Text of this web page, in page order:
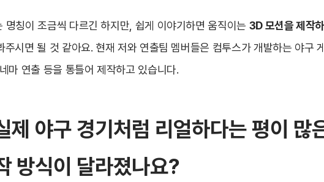
명칭이 조금씩 다르긴 하지만, 쉽게 이야기하면 움직이는 3D 모션을 제작
주시면 될 것 같아요. 현재 저와 연출팀 멤버들은 컴투스가 개발하는 야구
마 연출 등을 통틀어 제작하고 있습니다.
제 야구 경기처럼 리얼하다는 평이 많
방식이 달라졌나요?